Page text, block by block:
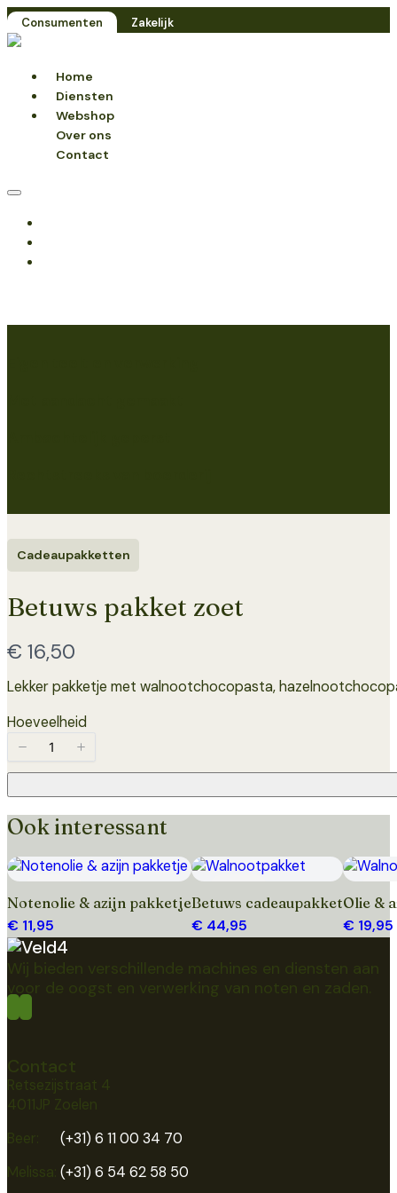
Consumenten Zakelijk
Home
Diensten
Webshop
Over ons
Contact
Cadeaupakketten
Betuws pakket zoet
Nu
€ 16,50
Lekker pakketje met walnootchocopasta,
Hoeveelheid
Ook interessant
Notenolie & azijn pakketje
€ 11,95
Betuws cadeaupakket
€ 44,95
Olie &
€ 19,95
Wij bieden verschillende machines en diensten aan
voor de oogst en verwerking van noten en zaden.
Contact
Retsezijstraat 4
4011JP Zoelen
Beer: (+31) 6 11 00 34 70
Melissa: (+31) 6 54 62 58 50